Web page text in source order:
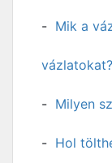
Mik a
vázlatokat?
Milyen
Hol